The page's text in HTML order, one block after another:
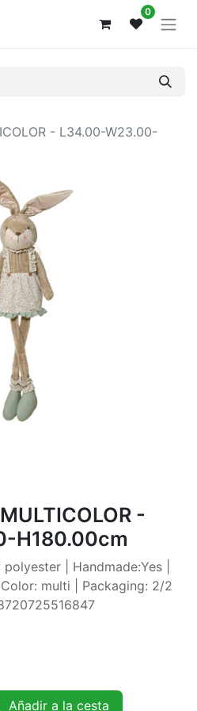
0
- L34.00-W23.00-
-
H180.00cm
| Handmade:Yes |
multi | Packaging: 2/2
Añadir a la cesta